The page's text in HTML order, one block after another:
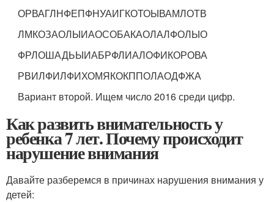
ОРВАГЛНФЕПФНУАИГКОТОЫВАМЛОТВ
ЛМКОЗАОЛЫИАОСОБАКАОЛАЛФОЛЫО
ФРЛОШАДЬЫИАБРФЛИАЛОФИКОРОВА
РВИЛФИЛФИХОМЯКОКППОЛАОДФЖА
Вариант второй. Ищем число 2016 среди цифр.
Как развить внимательность у
ребенка 7 лет. Почему происходит
нарушение внимания
Давайте разберемся в причинах нарушения внимания у
детей: